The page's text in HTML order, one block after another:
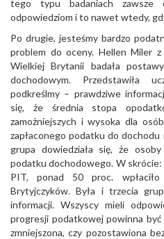
tego typu badaniach zawsze
odpowiedziom i to nawet wtedy,
Po drugie, jesteśmy bardzo
problem do oceny. Hellen Miler
Wielkiej Brytanii badała
dochodowym. Przedstawiła
podkreślmy – prawdziwe
się, że średnia stopa
zamożniejszych i wysoka dla
zapłaconego podatku do
grupa dowiedziała się, że
podatku dochodowego. W
PIT, ponad 50 proc.
Brytyjczyków. Była i trzecia
informacji. Wszyscy mieli
progresji podatkowej powinna
zmniejszona, czy pozostawiona